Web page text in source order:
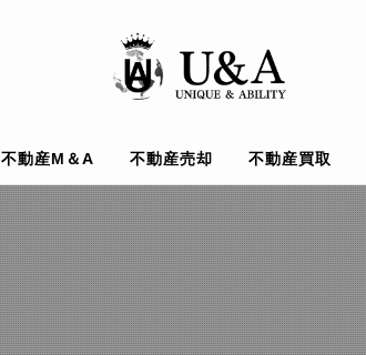
不動産M＆A 不動産売却 不動産買取